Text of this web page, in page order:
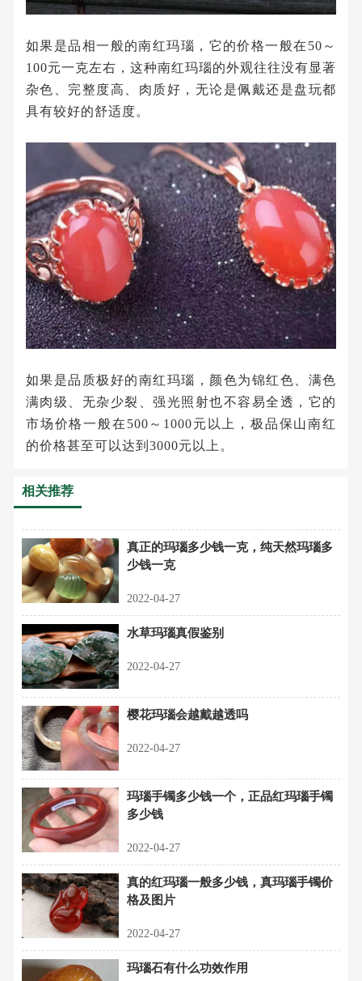
如果是品相一般的南红玛瑙，它的价格一般在50～
100元一克左右，这种南红玛瑙的外观往往没有显著
杂色、完整度高、肉质好，无论是佩戴还是盘玩都
具有较好的舒适度。
如果是品质极好的南红玛瑙，颜色为锦红色、满色
满肉级、无杂少裂、强光照射也不容易全透，它的
市场价格一般在500～1000元以上，极品保山南红
的价格甚至可以达到3000元以上。
相关推荐
真正的玛瑙多少钱一克，纯天然玛瑙多
少钱一克
2022-04-27
水草玛瑙真假鉴别
2022-04-27
樱花玛瑙会越戴越透吗
2022-04-27
玛瑙手镯多少钱一个，正品红玛瑙手镯
多少钱
2022-04-27
真的红玛瑙一般多少钱，真玛瑙手镯价
格及图片
2022-04-27
玛瑙石有什么功效作用